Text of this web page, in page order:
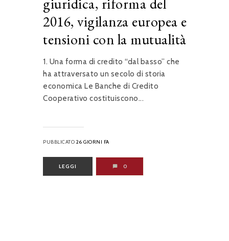
2016, vigilanza europea e
tensioni con la mutualità
1. Una forma di credito “dal basso” che
ha attraversato un secolo di storia
economica Le Banche di Credito
Cooperativo costituiscono...
PUBBLICATO 26 GIORNI FA
LEGGI 0